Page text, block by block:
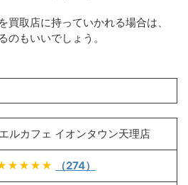
買取店に持っていかれる場合は、
のもいいでしょう。
ルカフェ イオンタウン天理店
（274）